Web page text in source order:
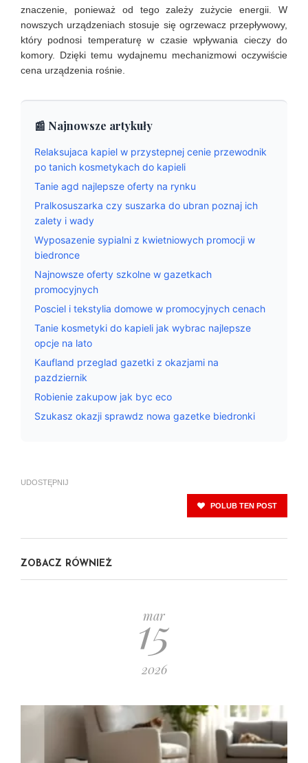
znaczenie, ponieważ od tego zależy zużycie energii. W
nowszych urządzeniach stosuje się ogrzewacz przepływowy,
który podnosi temperaturę w czasie wpływania cieczy do
komory. Dzięki temu wydajnemu mechanizmowi oczywiście
cena urządzenia rośnie.
📰 Najnowsze artykuły
Relaksujaca kapiel w przystepnej cenie przewodnik
po tanich kosmetykach do kapieli
Tanie agd najlepsze oferty na rynku
Pralkosuszarka czy suszarka do ubran poznaj ich
zalety i wady
Wyposazenie sypialni z kwietniowych promocji w
biedronce
Najnowsze oferty szkolne w gazetkach
promocyjnych
Posciel i tekstylia domowe w promocyjnych cenach
Tanie kosmetyki do kapieli jak wybrac najlepsze
opcje na lato
Kaufland przeglad gazetki z okazjami na
pazdziernik
Robienie zakupow jak byc eco
Szukasz okazji sprawdz nowa gazetke biedronki
UDOSTĘPNIJ
POLUB TEN POST
ZOBACZ RÓWNIEŻ
mar
15
2026